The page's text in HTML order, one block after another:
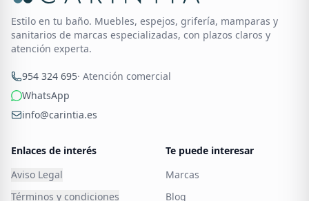
Estilo en tu baño. Muebles, espejos, grifería, mamparas y
sanitarios de marcas especializadas, con plazos claros y
atención experta.
954 324 695· Atención comercial
WhatsApp
info@carintia.es
Enlaces de interés
Aviso Legal
Términos y condiciones
Te puede interesar
Marcas
Blog